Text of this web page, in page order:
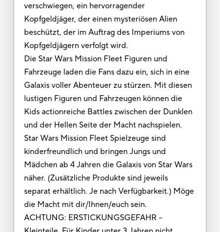
verschwiegen, ein hervorragender
Kopfgeldjäger, der einen mysteriösen Alien
beschützt, der im Auftrag des Imperiums von
Kopfgeldjägern verfolgt wird.
Die Star Wars Mission Fleet Figuren und
Fahrzeuge laden die Fans dazu ein, sich in eine
Galaxis voller Abenteuer zu stürzen. Mit diesen
lustigen Figuren und Fahrzeugen können die
Kids actionreiche Battles zwischen der Dunklen
und der Hellen Seite der Macht nachspielen.
Star Wars Mission Fleet Spielzeuge sind
kinderfreundlich und bringen Jungs und
Mädchen ab 4 Jahren die Galaxis von Star Wars
näher. (Zusätzliche Produkte sind jeweils
separat erhältlich. Je nach Verfügbarkeit.) Möge
die Macht mit dir/Ihnen/euch sein.
ACHTUNG: ERSTICKUNGSGEFAHR –